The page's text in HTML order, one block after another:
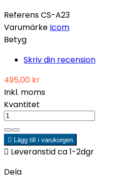
ReferensCS-A23
Varumärke Icom
Betyg
Skriv din recension
495,00 kr
Inkl. moms
Kvantitet
 Lägg till i varukorgen
 Leveranstid ca 1-2dgr
Dela